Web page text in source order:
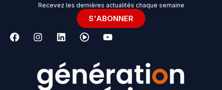
Recevez les dernières actualités chaque semaine
S'ABONNER